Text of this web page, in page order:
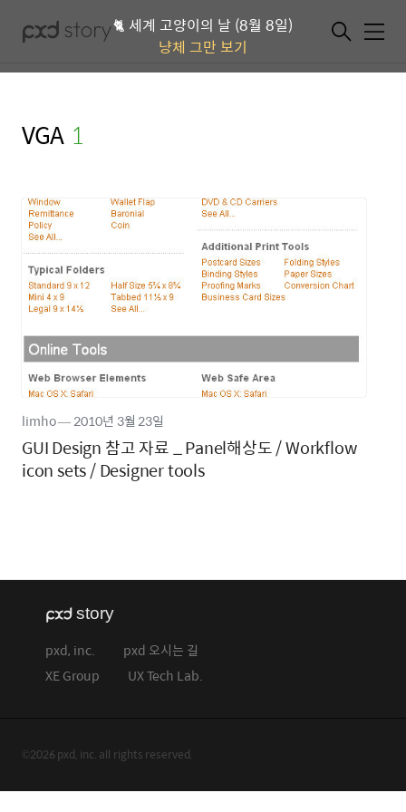
🐈 세계 고양이의 날 (8월 8일)
냥체 그만 보기
메뉴
VGA(1)
GUI Design 참고 자료 _ Panel해상도 / Workflow
icon sets / Designer tools
limho―2010년 3월 23일
pxd, inc.
pxd 오시는 길
XE Group
UX Tech Lab.
©2026 pxd, inc. all rights reserved.